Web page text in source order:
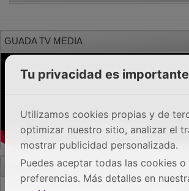
PUBLICIDAD
Tu privacidad es importante
Utilizamos cookies propias y de
optimizar nuestro sitio, analizar el
mostrar publicidad personalizada.
Puedes aceptar todas las cookies
preferencias. Más detalles en